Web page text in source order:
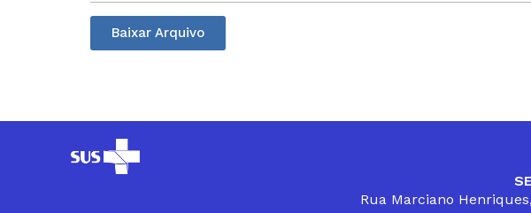
Baixar Arquivo
Rua Marciano